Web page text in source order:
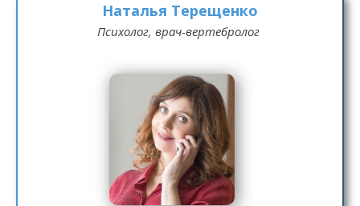
Наталья Терещенко
Психолог, врач-вертебролог